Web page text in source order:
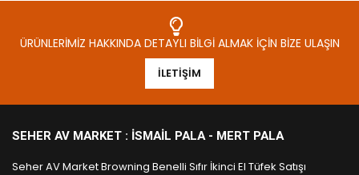
ÜRÜNLERIMIZ HAKKINDA DETAYLI BILGI ALMAK İÇIN BIZE ULAŞIN
İLETIŞIM
SEHER AV MARKET : İSMAIL PALA - MERT PALA
Seher AV Market Browning Benelli Sıfır İkinci El Tüfek Satışı